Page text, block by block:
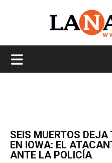
SEIS MUERTOS
EN IOWA: EL
ANTE LA POLICÍA